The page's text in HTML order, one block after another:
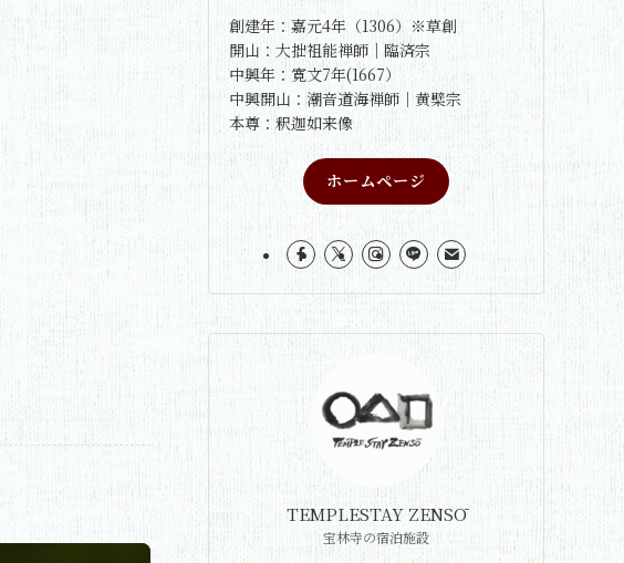
創建年：嘉元4年（1306）※草創
開山：大拙祖能禅師｜臨済宗
中興年：寛文7年(1667）
中興開山：潮音道海禅師｜黄檗宗
本尊：釈迦如来像
ホームページ
TEMPLESTAY ZENSŌ
宝林寺の宿泊施設